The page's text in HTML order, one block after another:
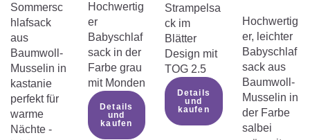
Sommersc
hlafsack
aus
Baumwoll-
Musselin in
kastanie
perfekt für
warme
Nächte -
Hochwertig
er
Babyschlaf
sack in der
Farbe grau
mit Monden
Details
und
kaufen
Strampelsa
ck im
Blätter
Design mit
TOG 2.5
Details
und
kaufen
Hochwertig
er, leichter
Babyschlaf
sack aus
Baumwoll-
Musselin in
der Farbe
salbei